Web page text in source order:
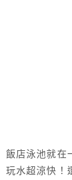
飯店泳池就在
玩水超涼快！